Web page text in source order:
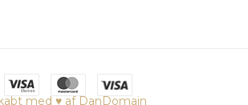
med ♥ af DanDomain